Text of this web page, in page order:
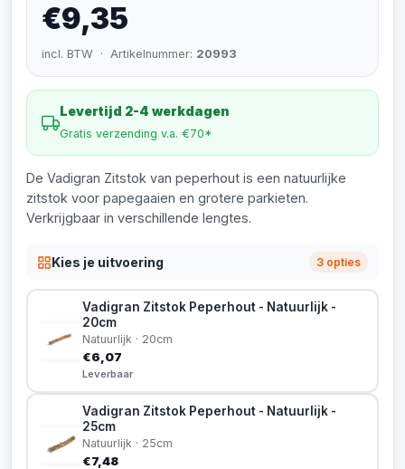
€9,35
incl. BTW · Artikelnummer: 20993
Levertijd 2-4 werkdagen
Gratis verzending v.a. €70*
De Vadigran Zitstok van peperhout is een natuurlijke
zitstok voor papegaaien en grotere parkieten.
Verkrijgbaar in verschillende lengtes.
Kies je uitvoering 3 opties
Vadigran Zitstok Peperhout - Natuurlijk -
20cm
Natuurlijk · 20cm
€6,07
Leverbaar
Vadigran Zitstok Peperhout - Natuurlijk -
25cm
Natuurlijk · 25cm
€7,48